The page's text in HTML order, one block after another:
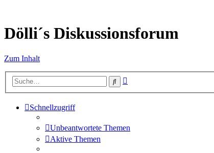
Dölli´s Diskussionsforum
Zum Inhalt
Suche
Schnellzugriff
Unbeantwortete Themen
Aktive Themen